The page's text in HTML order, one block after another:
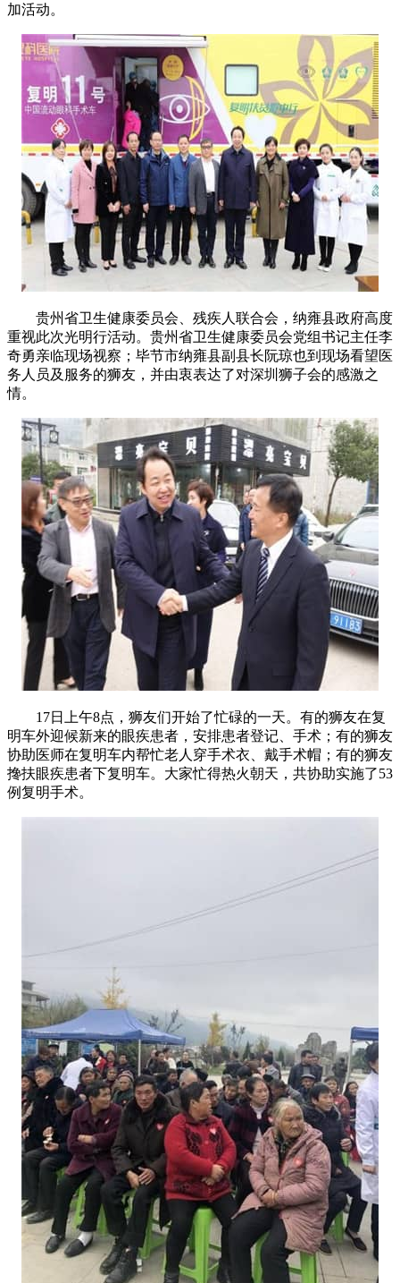
加活动。
贵州省卫生健康委员会、残疾人联合会，纳雍县政府高度
重视此次光明行活动。贵州省卫生健康委员会党组书记主任李
奇勇亲临现场视察；毕节市纳雍县副县长阮琼也到现场看望医
务人员及服务的狮友，并由衷表达了对深圳狮子会的感激之
情。
17日上午8点，狮友们开始了忙碌的一天。有的狮友在复
明车外迎候新来的眼疾患者，安排患者登记、手术；有的狮友
协助医师在复明车内帮忙老人穿手术衣、戴手术帽；有的狮友
搀扶眼疾患者下复明车。大家忙得热火朝天，共协助实施了53
例复明手术。